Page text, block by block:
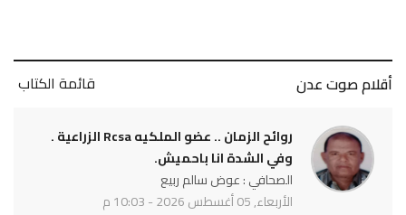
أقلام صوت عدن قائمة الكتاب
روائح الزمان .. عضو الملكيه Rcsa الزراعية .
وفي الشدة انا باحميش.
الصحافي : عوض سالم ربيع
الأربعاء, 05 أغسطس 2026 - 10:03 م